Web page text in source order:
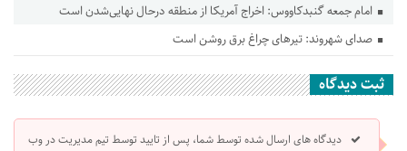
امام جمعه گنبدکاووس: اخراج آمریکا از منطقه درحال نهایی‌شدن است
صدای شهروند: تیرهای چراغ برق روشن است
ثبت دیدگاه
دیدگاه های ارسال شده توسط شما، پس از تایید توسط تیم مدیریت در وب